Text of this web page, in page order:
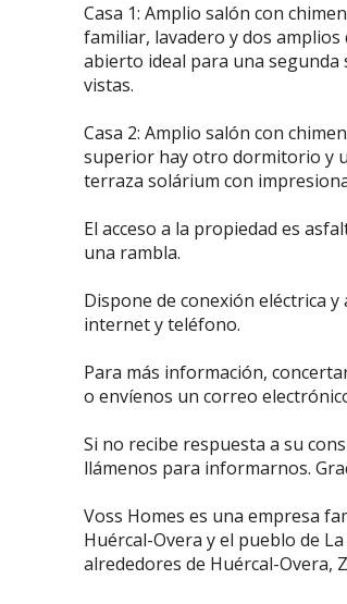
Casa 1: Amplio salón con
familiar, lavadero y dos
abierto ideal para una
vistas.
Casa 2: Amplio salón con
superior hay otro dormitorio y
terraza solárium con
El acceso a la propiedad es
una rambla.
Dispone de conexión eléctrica
internet y teléfono.
Para más información,
o envíenos un correo
Si no recibe respuesta a su
llámenos para informarnos.
Voss Homes es una empresa
Huércal-Overa y el pueblo de
alrededores de Huércal-Overa,